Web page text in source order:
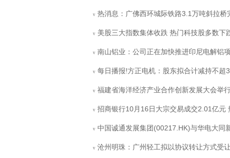
v 热消息：广佛西环城际铁路3.1万吨斜拉桥
v 美股三大指数集体收跌 热门科技股多数下
v 南山铝业：公司正在加快推进印尼电解铝
v 每日播报!方正电机：股东拟合计减持不超
v 福建省海洋经济产业合作创新发展大会举
v 招商银行10月16日大宗交易成交2.01亿元
v 中国诚通发展集团(00217.HK)与华电大同
v 沧州明珠：广州轻工拟以协议转让方式受